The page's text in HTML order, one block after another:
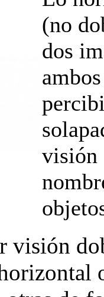
(no
dos
visión
visión